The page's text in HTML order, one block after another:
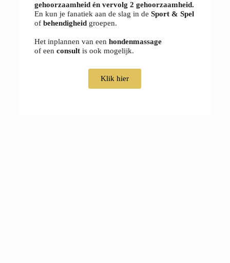
gehoorzaamheid én vervolg 2 gehoorzaamheid.
En kun je fanatiek aan de slag in de Sport & Spel
ofbehendigheidgroepen.
Het inplannen van een hondenmassage
ofeen consult is ook mogelijk.
Klik hier